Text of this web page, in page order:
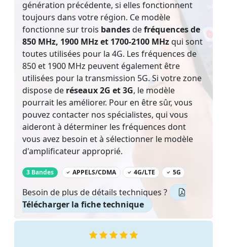
génération précédente, si elles fonctionnent
toujours dans votre région. Ce modèle
fonctionne sur trois bandesdefréquences de
850 MHz, 1900 MHz et 1700-2100 MHzqui sont
toutes utilisées pour la 4G. Les fréquences de
850 et 1900 MHz peuvent également être
utilisées pour la transmission 5G. Si votre zone
dispose de réseaux 2G et 3G, le modèle
pourrait les améliorer. Pour en être sûr, vous
pouvez contacter nos spécialistes, qui vous
aideront à déterminer les fréquences dont
vous avez besoin et à sélectionner le modèle
d'amplificateur approprié.
3 Bandes ‌ APPELS/CDMA 4G/LTE 5G
Besoin de plus de détails techniques ?
Télécharger la fiche technique